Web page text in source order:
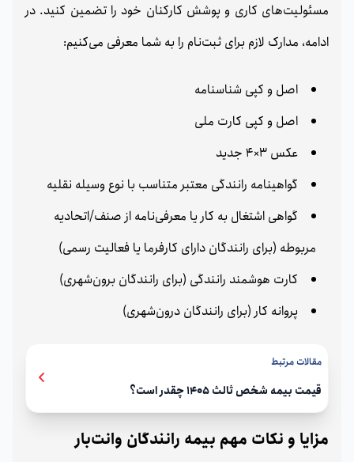
مسئولیت‌های کاری و پوشش کارکنان خود را تضمین کنید. در
ادامه، مدارک لازم برای ثبت‌نام را به شما معرفی می‌کنیم:
اصل و کپی شناسنامه
اصل و کپی کارت ملی
عکس 3×4 جدید
گواهینامه رانندگی معتبر متناسب با نوع وسیله نقلیه
گواهی اشتغال به کار یا معرفی‌نامه از صنف/اتحادیه
مربوطه (برای رانندگان دارای کارفرما یا فعالیت رسمی)
کارت هوشمند رانندگی (برای رانندگان برون‌شهری)
پروانه کار (برای رانندگان درون‌شهری)
مقالات مرتبط
قیمت بیمه شخص ثالث 1405 چقدر است؟
مزایا و نکات مهم بیمه رانندگان وانت‌بار